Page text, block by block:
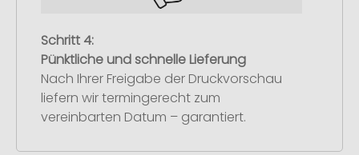
Schritt 4:
Pünktliche und schnelle Lieferung
Nach Ihrer Freigabe der Druckvorschau
liefern wir termingerecht zum
vereinbarten Datum – garantiert.